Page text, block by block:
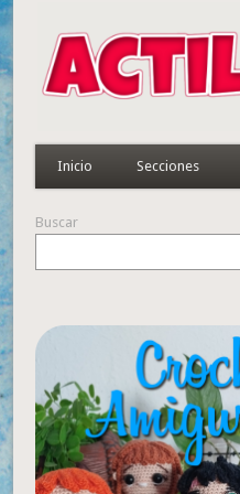
Inicio Secciones
Buscar